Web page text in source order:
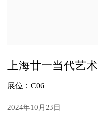
上海廿一当代艺
展位：C06
2024年10月23日